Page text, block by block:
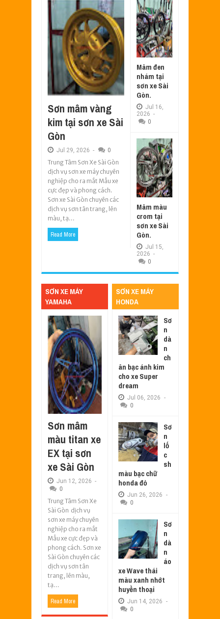
Sơn mâm vàng
kim tại sơn xe Sài
Gòn
Jul 29, 2026 - 0
Trung Tâm Sơn Xe Sài Gòn
dịch vụ sơn xe máy chuyên
nghiệp cho ra mắt Mẫu xe
cực đẹp và phong cách.
Sơn xe Sài Gòn chuyên các
dịch vụ sơn tân trang, lên
màu, tạ...
Read More
Mâm đen
nhám tại
sơn xe Sài
Gòn.
Jul 16,
2026 -
0
Mâm màu
crom tại
sơn xe Sài
Gòn.
Jul 15,
2026 -
0
SƠN XE MÁY
YAMAHA
Sơn mâm
màu titan xe
EX tại sơn
xe Sài Gòn
Jun 12, 2026 -
0
Trung Tâm Sơn Xe
Sài Gòn dịch vụ
sơn xe máy chuyên
nghiệp cho ra mắt
Mẫu xe cực đẹp và
phong cách. Sơn xe
Sài Gòn chuyên các
dịch vụ sơn tân
trang, lên màu,
tạ...
Read More
SƠN XE MÁY
HONDA
Sơ
n
dà
n
ch
ân bạc ánh kim
cho xe Super
dream
Jul 06, 2026 -
0
Sơ
n
lố
c
sh
màu bạc chữ
honda đỏ
Jun 26, 2026 -
0
Sơ
n
dà
n
áo
xe Wave thái
màu xanh nhớt
huyền thoại
Jun 14, 2026 -
0